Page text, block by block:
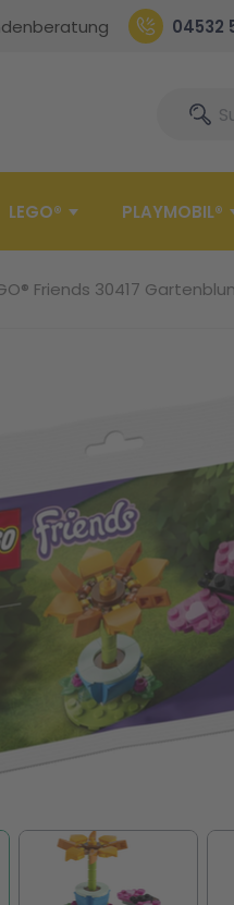
04532
Suche
LEGO® PLAYMOBIL®
Friends 30417